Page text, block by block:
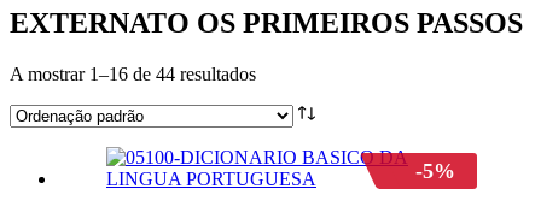
EXTERNATO OS PRIMEIROS PASSOS
A mostrar 1–16 de 44 resultados
-5%